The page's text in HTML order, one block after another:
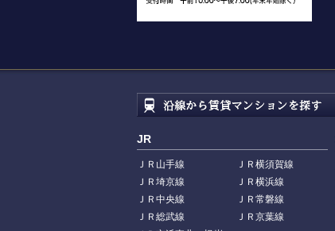
JR
ＪＲ山手線
ＪＲ横須賀線
ＪＲ埼京線
ＪＲ横浜線
ＪＲ中央線
ＪＲ常磐線
ＪＲ総武線
ＪＲ京葉線